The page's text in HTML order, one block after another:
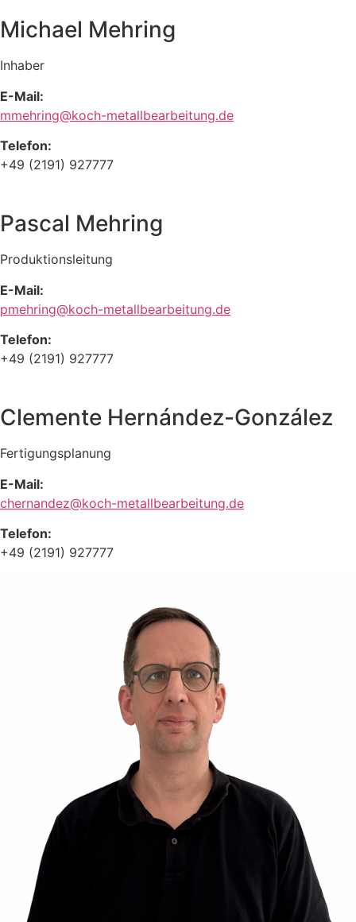
Michael Mehring
Inhaber
E-Mail:
mmehring@koch-metallbearbeitung.de
Telefon:
+49 (2191) 927777
Pascal Mehring
Produktionsleitung
E-Mail:
pmehring@koch-metallbearbeitung.de
Telefon:
+49 (2191) 927777
Clemente Hernández-González
Fertigungsplanung
E-Mail:
chernandez@koch-metallbearbeitung.de
Telefon:
+49 (2191) 927777